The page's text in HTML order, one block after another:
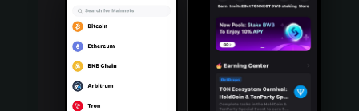
Português (Portugal)
Bahasa Indonesia